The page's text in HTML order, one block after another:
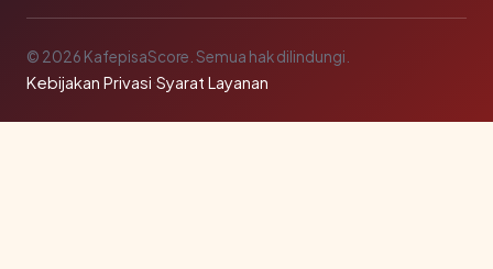
© 2026 KafepisaScore. Semua hak dilindungi.
Kebijakan Privasi·Syarat Layanan